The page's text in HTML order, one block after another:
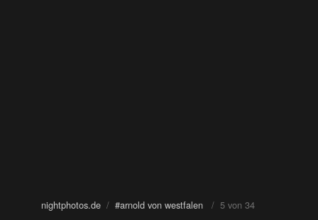
nightphotos.de/ #arnold von westfalen/ 5 von 34